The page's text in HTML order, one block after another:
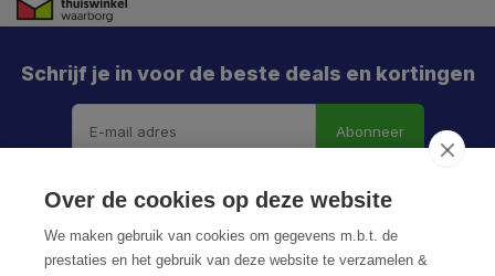
Schrijf je in voor de beste deals en kortingen
Abonneer
Over de cookies op deze website
We maken gebruik van cookies om gegevens m.b.t. de
prestaties en het gebruik van deze website te verzamelen &